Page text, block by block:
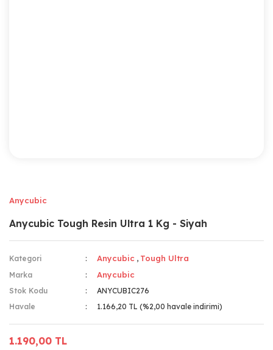
Anycubic
Anycubic Tough Resin Ultra 1 Kg - Siyah
Kategori Anycubic , Tough Ultra
Marka Anycubic
Stok Kodu
ANYCUBIC276
Havale
1.166,20 TL (%2,00 havale indirimi)
1.190,00 TL